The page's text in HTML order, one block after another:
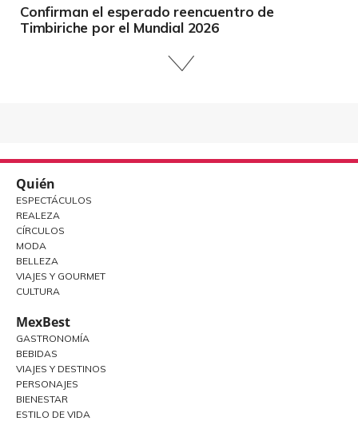
Confirman el esperado reencuentro de
Timbiriche por el Mundial 2026
Quién
ESPECTÁCULOS
REALEZA
CÍRCULOS
MODA
BELLEZA
VIAJES Y GOURMET
CULTURA
MexBest
GASTRONOMÍA
BEBIDAS
VIAJES Y DESTINOS
PERSONAJES
BIENESTAR
ESTILO DE VIDA